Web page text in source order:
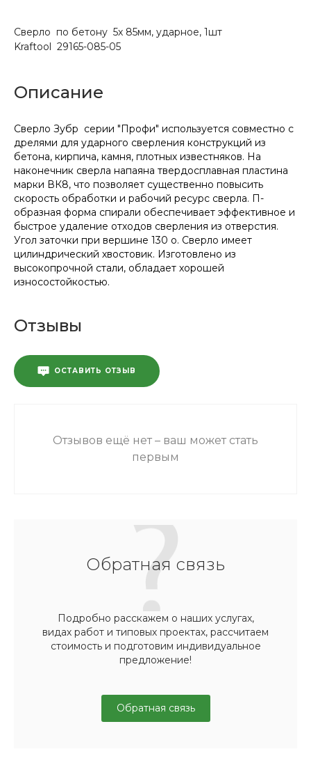
Сверло по бетону 5х 85мм, ударное, 1шт
Kraftool 29165-085-05
Описание
Сверло Зубр серии "Профи" используется совместно с
дрелями для ударного сверления конструкций из
бетона, кирпича, камня, плотных известняков. На
наконечник сверла напаяна твердосплавная пластина
марки ВК8, что позволяет существенно повысить
скорость обработки и рабочий ресурс сверла. П-
образная форма спирали обеспечивает эффективное и
быстрое удаление отходов сверления из отверстия.
Угол заточки при вершине 130 о. Сверло имеет
цилиндрический хвостовик. Изготовлено из
высокопрочной стали, обладает хорошей
износостойкостью.
Отзывы
ОСТАВИТЬ ОТЗЫВ
Отзывов ещё нет – ваш может стать
первым
Обратная связь
Подробно расскажем о наших услугах,
видах работ и типовых проектах, рассчитаем
стоимость и подготовим индивидуальное
предложение!
Обратная связь